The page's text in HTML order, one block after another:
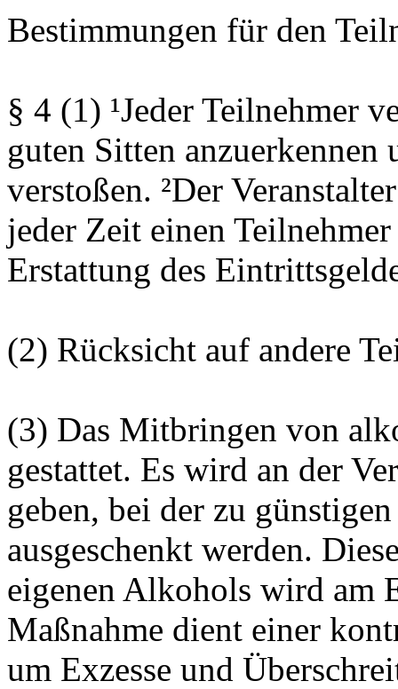
Bestimmungen für den
§ 4 (1) ¹Jeder Teilnehmer
guten Sitten anzuerkennen
verstoßen. ²Der
jeder Zeit einen
Erstattung des
(2) Rücksicht auf andere
(3) Das Mitbringen von
gestattet. Es wird an der
geben, bei der zu
ausgeschenkt werden.
eigenen Alkohols wird am
Maßnahme dient einer
um Exzesse und